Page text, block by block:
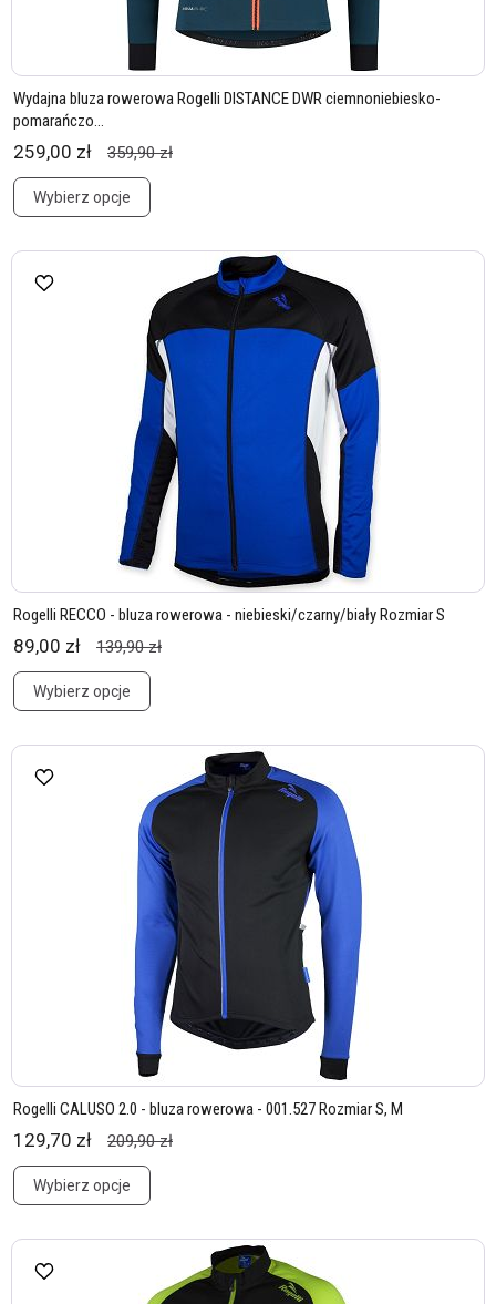
Wydajna bluza rowerowa Rogelli DISTANCE DWR ciemnoniebiesko-
pomarańczo...
259,00 zł 359,90 zł
Wybierz opcje
Rogelli RECCO - bluza rowerowa - niebieski/czarny/biały Rozmiar S
89,00 zł 139,90 zł
Wybierz opcje
Rogelli CALUSO 2.0 - bluza rowerowa - 001.527 Rozmiar S, M
129,70 zł 209,90 zł
Wybierz opcje